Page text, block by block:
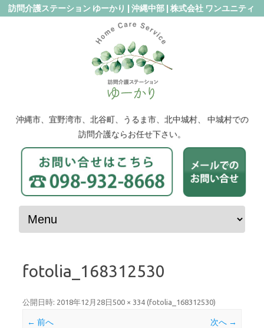
訪問介護ステーション ゆーかり | 沖縄中部 | 株式会社 ワンユニティ
沖縄市、宜野湾市、北谷町、うるま市、北中城村、 中城村での
訪問介護ならお任せ下さい。
コンテンツへスキップ
fotolia_168312530
公開日時: 2018年12月28日 500 × 334 (fotolia_168312530)
← 前へ 次へ →